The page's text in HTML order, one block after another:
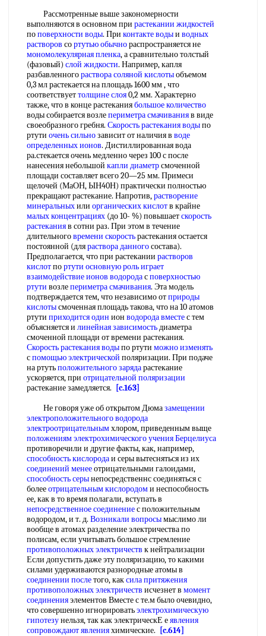
Рассмотренные выше закономерности
выполняются в основном при растекании жидкостей
поповерхности воды. При контакте водыи водных
растворов сортутью обычнораспространяется не
мономолекулярная пленка, а сравнительно толстый
(фазовый) слой жидкости. Например, капля
разбавленногораствора соляной кислотыобъемом
0,3 мл растекается на площадь 1600 мм , что
соответствуеттолщине слоя0,2 мм. Характерно
также, что в конце растеканиябольшое количество
воды собирается возлепериметра смачиванияв виде
своеобразного гребня. Скорость растекания водыпо
ртути очень сильнозависит от наличия в воде
определенных ионов. Дистиллированная вода
ра.стекается очень медленно через 100 с после
нанесения небольшой капли диаметрсмоченной
площади составляет всего 20—25 мм. Примеси
щелочей (МаОН, ЫН40Н) практически полностью
прекращают растекание. Напротив,растворение
минеральныхили органических кислотв крайне
малых концентрациях (до 10- %) повышаетскорость
растеканияв сотни раз. При этом в течение
длительноговремени скоростьрастекания остается
постоянной (дляраствора данногосостава).
Предполагается, что при растекании растворов
кислотпортути основнуюроль играет
взаимодействие ионов водородасповерхностью
ртути возлепериметра смачивания. Эта модель
подтверждается тем, что независимо отприроды
кислотысмоченная площадь такова, что на 10 атомов
ртути приходится один ион водорода вместес тем
объясняется и линейная зависимостьдиаметра
смоченной площади от времени растекания.
Скорость растекания водыпо ртути можно изменять
спомощью электрической поляризации. При подаче
на ртутьположительного зарядарастекание
ускоряется, при отрицательной поляризации
растекание замедляется.
[c.163]
Не говоря уже об открытом Дюмазамещении
электроположительноговодорода
электроотрицательнымхлором, приведенным выще
положениям электрохимическогоучения Берцелиуса
противоречили и другие факты, как, например,
способность кислородаи серы вытесняться из их
соединений менееотрицательными галоидами,
способность серынепосредственнс соединяться с
болееотрицательным кислородоми неспособность
ее, как в то время полагали, вступать в
непосредственное соединениес положительным
водородом, и т. д. Возникали вопросымыслимо ли
вообще в атомах разделение электричества по
полисам, если учитывать большое стремление
противоположных электричеств к нейтрализации
Если допустить даже эту поляризацию, то какими
силами удерживаются разнородные атомы в
соединении послетого, каксила притяжения
противоположных электричеств исчезнет в момент
соединенияэлементов Вместе с те.м было очевидно,
что совершенно игнорироватьэлектрохимическую
гипотезунельзя, так как электрическЕ еявления
сопровождают явленияхимические.
[c.614]